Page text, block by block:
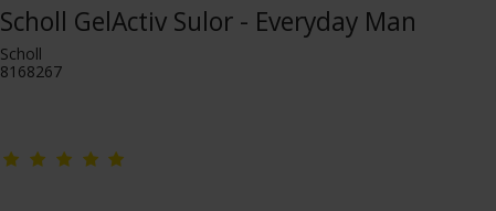
Scholl GelActiv Sulor - Everyday Man
Scholl
8168267